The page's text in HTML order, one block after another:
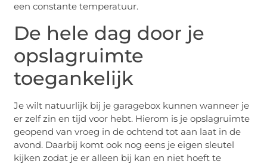
een constante temperatuur.
De hele dag door je
opslagruimte
toegankelijk
Je wilt natuurlijk bij je garagebox kunnen wanneer je
er zelf zin en tijd voor hebt. Hierom is je opslagruimte
geopend van vroeg in de ochtend tot aan laat in de
avond. Daarbij komt ook nog eens je eigen sleutel
kijken zodat je er alleen bij kan en niet hoeft te